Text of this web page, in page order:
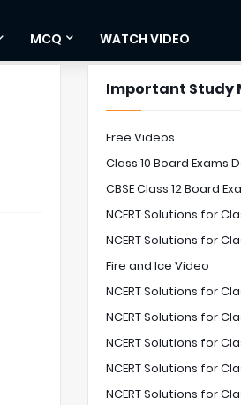
MCQ WATCH VIDEO
Important Study
Free Videos
Class 10 Board Exams
CBSE Class 12 Board
NCERT Solutions for
NCERT Solutions for
Fire and Ice Video
NCERT Solutions for
NCERT Solutions for
NCERT Solutions for
NCERT Solutions for
NCERT Solutions for